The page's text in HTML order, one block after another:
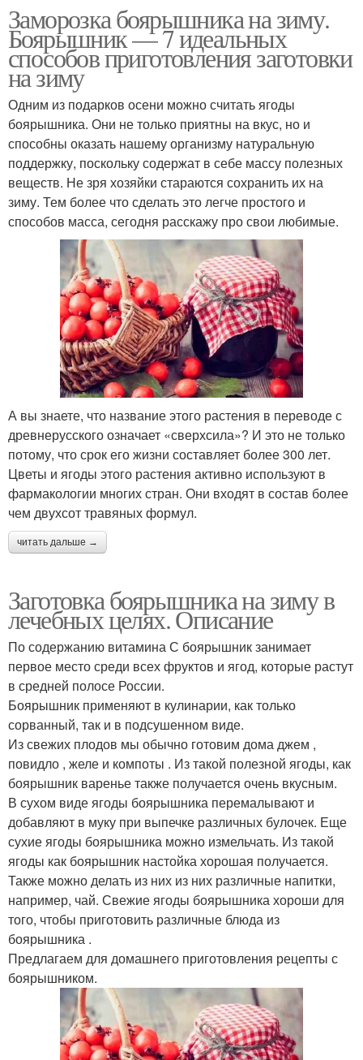
Заморозка боярышника на зиму.
Боярышник — 7 идеальных
способов приготовления заготовки
на зиму
Одним из подарков осени можно считать ягоды
боярышника. Они не только приятны на вкус, но и
способны оказать нашему организму натуральную
поддержку, поскольку содержат в себе массу полезных
веществ. Не зря хозяйки стараются сохранить их на
зиму. Тем более что сделать это легче простого и
способов масса, сегодня расскажу про свои любимые.
А вы знаете, что название этого растения в переводе с
древнерусского означает «сверхсила»? И это не только
потому, что срок его жизни составляет более 300 лет.
Цветы и ягоды этого растения активно используют в
фармакологии многих стран. Они входят в состав более
чем двухсот травяных формул.
читать дальше →
Заготовка боярышника на зиму в
лечебных целях. Описание
По содержанию витамина С боярышник занимает
первое место среди всех фруктов и ягод, которые растут
в средней полосе России.
Боярышник применяют в кулинарии, как только
сорванный, так и в подсушенном виде.
Из свежих плодов мы обычно готовим дома джем ,
повидло , желе и компоты . Из такой полезной ягоды, как
боярышник варенье также получается очень вкусным.
В сухом виде ягоды боярышника перемалывают и
добавляют в муку при выпечке различных булочек. Еще
сухие ягоды боярышника можно измельчать. Из такой
ягоды как боярышник настойка хорошая получается.
Также можно делать из них из них различные напитки,
например, чай. Свежие ягоды боярышника хороши для
того, чтобы приготовить различные блюда из
боярышника .
Предлагаем для домашнего приготовления рецепты с
боярышником.